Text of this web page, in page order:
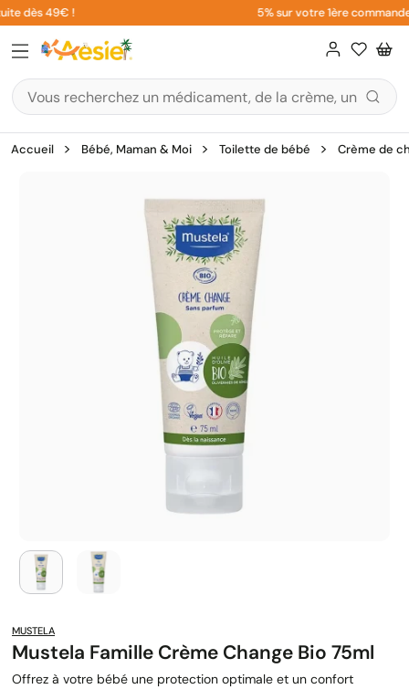
Aller
au
contenu
dès 49€ ! 5% sur votre 1ère
Accueil Bébé, Maman & Moi Toilette de bébé Crème de
MUSTELA
Mustela Famille Crème Change Bio 75ml
Offrez à votre bébé une protection optimale et un confort